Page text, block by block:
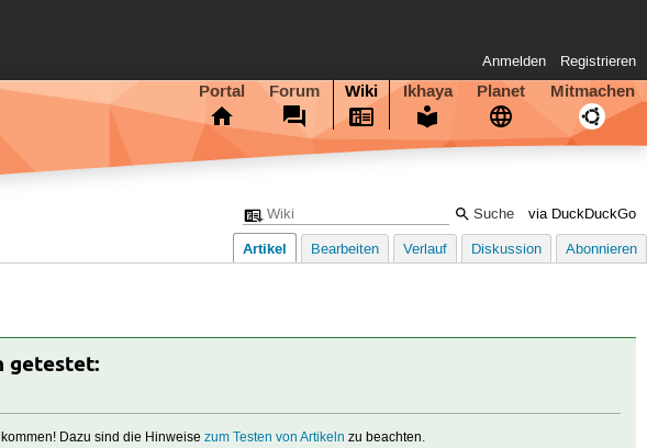
Anmelden Registrieren
Portal Forum Wiki Ikhaya Planet Mitmachen
via DuckDuckGo
Artikel Bearbeiten Verlauf Diskussion Abonnieren
getestet:
Dazu sind die Hinweisezum Testen von Artikeln zu beachten.